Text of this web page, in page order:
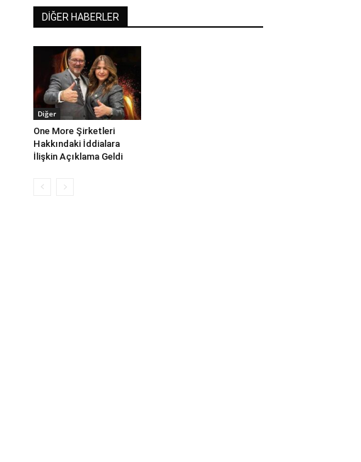
DİĞER HABERLER
Diğer
One More Şirketleri
Hakkındaki İddialara
İlişkin Açıklama Geldi